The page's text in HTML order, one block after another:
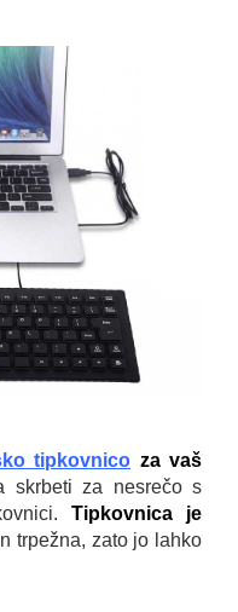
tipkovnico za vaš
skrbeti za nesrečo s
Tipkovnica je
trpežna, zato jo lahko